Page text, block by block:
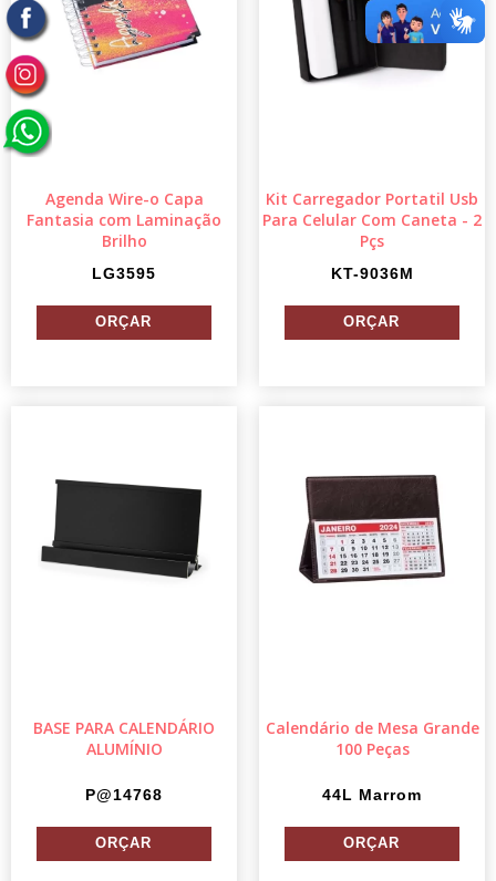
Agenda Wire-o Capa
Fantasia com Laminação
Brilho
LG3595
Kit Carregador Portatil Usb
Para Celular Com Caneta - 2
Pçs
KT-9036M
BASE PARA CALENDÁRIO
ALUMÍNIO
P@14768
Calendário de Mesa Grande
100 Peças
44L Marrom